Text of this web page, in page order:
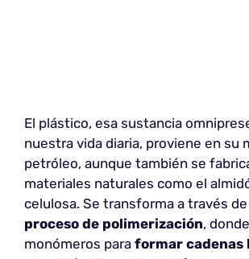
El plástico, esa sustancia
nuestra vida diaria, proviene en su
petróleo, aunque también se
materiales naturales como el
celulosa. Se transforma a través
proceso de polimerización,
monómeros para formar cadenas